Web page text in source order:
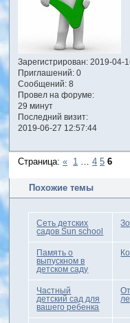
Зарегистрирован: 2019-04-
Приглашений:0
Сообщений:8
Провел на форуме:
29 минут
Последний визит:
2019-06-27 12:57:44
Страница:« 1 4 5 6
Похожие темы
Сеть детских
садов Sun school
Память о
выпускном в
детском саду
Частный
детский сад для
вашего ребенка